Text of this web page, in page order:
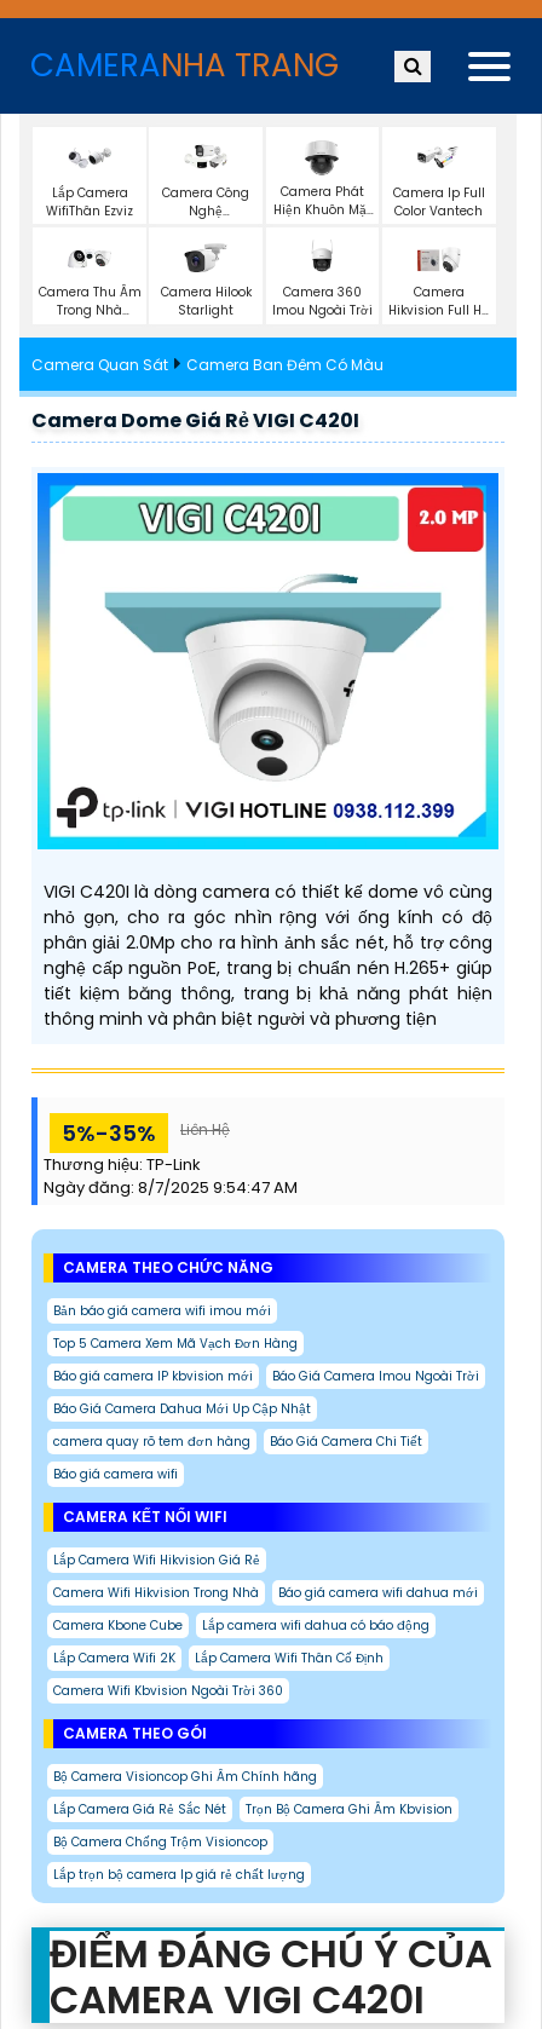
CAMERANHA TRANG
Lắp Camera
WifiThân Ezviz
Camera Công
Nghệ
Camera Phát
Hiện Khuôn Mặt
Camera Ip Full
Color Vantech
Camera Thu Âm
Trong Nhà
Camera Hilook
Starlight
Camera 360
Imou Ngoài Trời
Camera
Hikvision Full Hd
Camera Quan Sát Camera Ban Đêm Có Màu
Camera Dome Giá Rẻ VIGI C420I
VIGI C420I là dòng camera có thiết kế dome vô cùng
nhỏ gọn, cho ra góc nhìn rộng với ống kính có độ
phân giải 2.0Mp cho ra hình ảnh sắc nét, hỗ trợ công
nghệ cấp nguồn PoE, trang bị chuẩn nén H.265+ giúp
tiết kiệm băng thông, trang bị khả năng phát hiện
thông minh và phân biệt người và phương tiện
5%-35% Liên Hệ
Thương hiệu: TP-Link
Ngày đăng: 8/7/2025 9:54:47 AM
CAMERA THEO CHỨC NĂNG
Bản báo giá camera wifi imou mới
Top 5 Camera Xem Mã Vạch Đơn Hàng
Báo giá camera IP kbvision mới
Báo Giá Camera Imou Ngoài Trời
Báo Giá Camera Dahua Mới Up Cập Nhật
camera quay rõ tem đơn hàng
Báo Giá Camera Chi Tiết
Báo giá camera wifi
CAMERA KẾT NỐI WIFI
Lắp Camera Wifi Hikvision Giá Rẻ
Camera Wifi Hikvision Trong Nhà
Báo giá camera wifi dahua mới
Camera Kbone Cube
Lắp camera wifi dahua có báo động
Lắp Camera Wifi 2K
Lắp Camera Wifi Thân Cố Định
Camera Wifi Kbvision Ngoài Trời 360
CAMERA THEO GÓI
Bộ Camera Visioncop Ghi Âm Chính hãng
Lắp Camera Giá Rẻ Sắc Nét
Trọn Bộ Camera Ghi Âm Kbvision
Bộ Camera Chống Trộm Visioncop
Lắp trọn bộ camera Ip giá rẻ chất lượng
ĐIỂM ĐÁNG CHÚ Ý CỦA
CAMERA VIGI C420I